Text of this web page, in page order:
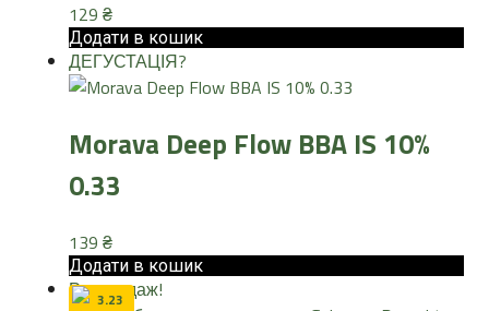
129 ₴
Додати в кошик
ДЕГУСТАЦІЯ?
Morava Deep Flow BBA IS 10%
0.33
139 ₴
Додати в кошик
Розпродаж!
3.23